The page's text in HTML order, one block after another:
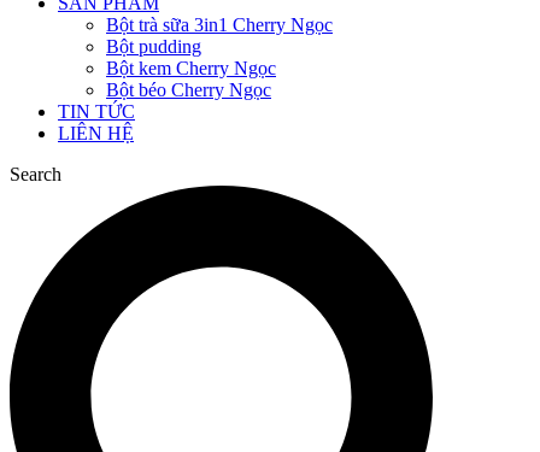
Bột trà sữa 3in1 Cherry Ngọc
Bột pudding
Bột kem Cherry Ngọc
Bột béo Cherry Ngọc
TIN TỨC
LIÊN HỆ
Search